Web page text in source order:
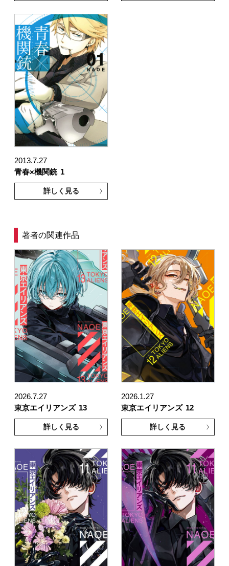
2013.7.27
青春×機関銃 1
詳しく見る
著者の関連作品
2026.7.27
東京エイリアンズ 13
詳しく見る
2026.1.27
東京エイリアンズ 12
詳しく見る